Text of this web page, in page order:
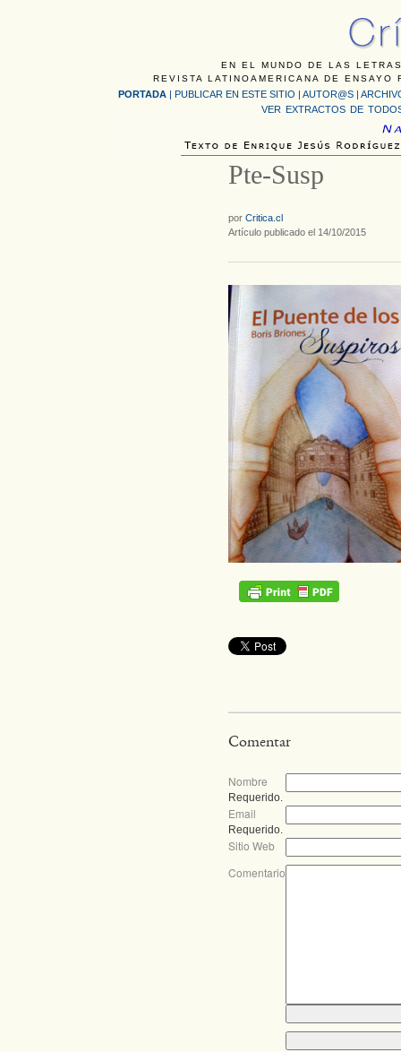
EN EL MUNDO DE LAS
REVISTA LATINOAMERICANA DE
PORTADA | PUBLICAR EN ESTE SITIO | AUTOR@S |
VER EXTRACTOS DE
Pte-Susp
por Critica.cl
Artículo publicado el 14/10/2015
Comentar
Nombre
Requerido.
Email
Requerido.
Sitio Web
Comentario